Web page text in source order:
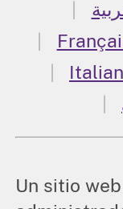
Un sitio